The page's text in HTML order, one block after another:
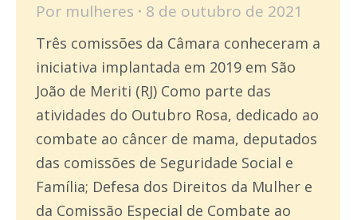
Por mulheres 8 de outubro de 2021
Três comissões da Câmara conheceram a
iniciativa implantada em 2019 em São
João de Meriti (RJ) Como parte das
atividades do Outubro Rosa, dedicado ao
combate ao câncer de mama, deputados
das comissões de Seguridade Social e
Família; Defesa dos Direitos da Mulher e
da Comissão Especial de Combate ao